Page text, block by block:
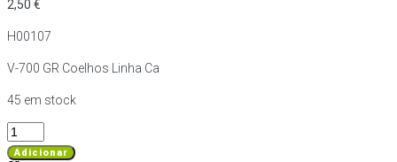
2,50 €
H00107
V-700 GR Coelhos Linha Ca
45 em stock
Quantidade
deAdicionar